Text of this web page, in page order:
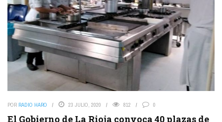
POR RADIO HARO 23 JULIO, 2020 812 0
El Gobierno de La Rioja convoca 40 plazas de